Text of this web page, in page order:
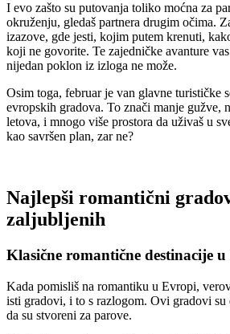
I evo zašto su putovanja toliko moćna za
okruženju, gledaš partnera drugim očima.
izazove, gde jesti, kojim putem krenuti,
koji ne govorite. Te zajedničke avanture
nijedan poklon iz izloga ne može.
Osim toga, februar je van glavne turističke
evropskih gradova. To znači manje gužve,
letova, i mnogo više prostora da uživaš u
kao savršen plan, zar ne?
Najlepši romantični
zaljubljenih
Klasične romantične destinacije
Kada pomisliš na romantiku u Evropi,
isti gradovi, i to s razlogom. Ovi gradovi su
da su stvoreni za parove.